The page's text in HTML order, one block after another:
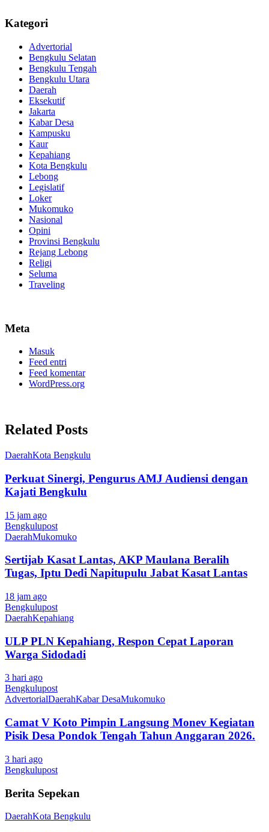
Kategori
Advertorial
Bengkulu Selatan
Bengkulu Tengah
Bengkulu Utara
Daerah
Eksekutif
Jakarta
Kabar Desa
Kampusku
Kaur
Kepahiang
Kota Bengkulu
Lebong
Legislatif
Loker
Mukomuko
Nasional
Opini
Provinsi Bengkulu
Rejang Lebong
Religi
Seluma
Traveling
Meta
Masuk
Feed entri
Feed komentar
WordPress.org
Related Posts
DaerahKota Bengkulu
Perkuat Sinergi, Pengurus AMJ Audiensi dengan
Kajati Bengkulu
15 jam ago
Bengkulupost
DaerahMukomuko
Sertijab Kasat Lantas, AKP Maulana Beralih
Tugas, Iptu Dedi Napitupulu Jabat Kasat Lantas
18 jam ago
Bengkulupost
DaerahKepahiang
ULP PLN Kepahiang, Respon Cepat Laporan
Warga Sidodadi
3 hari ago
Bengkulupost
AdvertorialDaerahKabar DesaMukomuko
Camat V Koto Pimpin Langsung Monev Kegiatan
Pisik Desa Pondok Tengah Tahun Anggaran 2026.
3 hari ago
Bengkulupost
Berita Sepekan
DaerahKota Bengkulu